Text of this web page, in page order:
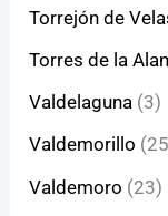
Torrejón de
Torres de la
Valdelaguna (3)
Valdemorillo
Valdemoro (23)